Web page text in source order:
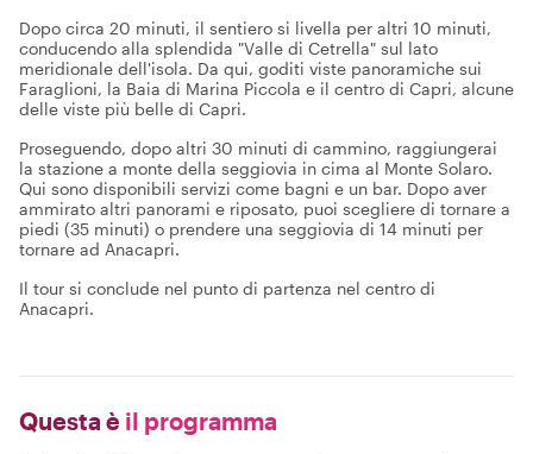
Dopo circa 20 minuti, il sentiero si livella per altri 10 minuti,
conducendo alla splendida "Valle di Cetrella" sul lato
meridionale dell'isola. Da qui, goditi viste panoramiche sui
Faraglioni, la Baia di Marina Piccola e il centro di Capri, alcune
delle viste più belle di Capri.
Proseguendo, dopo altri 30 minuti di cammino, raggiungerai
la stazione a monte della seggiovia in cima al Monte Solaro.
Qui sono disponibili servizi come bagni e un bar. Dopo aver
ammirato altri panorami e riposato, puoi scegliere di tornare a
piedi (35 minuti) o prendere una seggiovia di 14 minuti per
tornare ad Anacapri.
Il tour si conclude nel punto di partenza nel centro di
Anacapri.
Questa è il programma